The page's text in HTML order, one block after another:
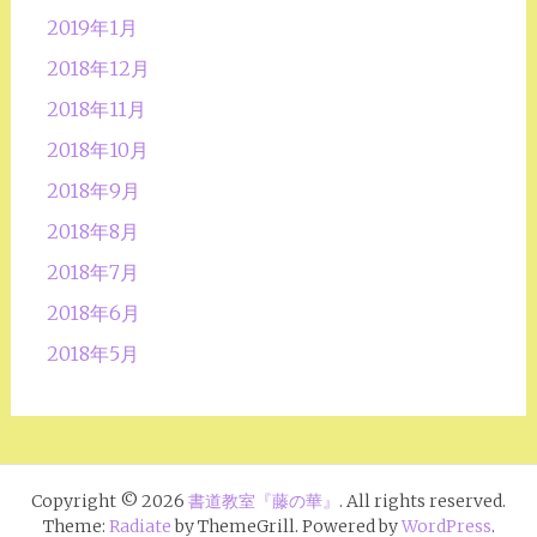
2019年1月
2018年12月
2018年11月
2018年10月
2018年9月
2018年8月
2018年7月
2018年6月
2018年5月
Copyright © 2026 書道教室『藤の華』 . All rights reserved.
Theme: Radiateby ThemeGrill. Powered byWordPress.